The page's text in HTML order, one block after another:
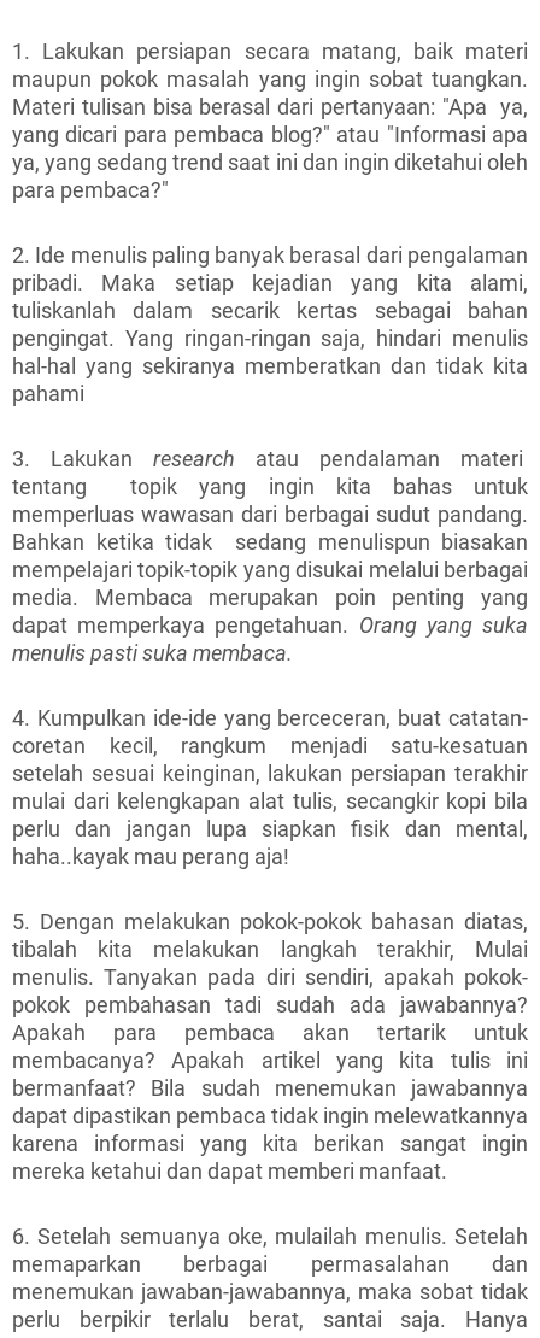
1. Lakukan persiapan secara matang, baik materi
maupun pokok masalah yang ingin sobat tuangkan.
Materi tulisan bisa berasal dari pertanyaan: "Apa ya,
yang dicari para pembaca blog?" atau "Informasi apa
ya, yang sedang trend saat ini dan ingin diketahui oleh
para pembaca?"
2. Ide menulis paling banyak berasal dari pengalaman
pribadi. Maka setiap kejadian yang kita alami,
tuliskanlah dalam secarik kertas sebagai bahan
pengingat. Yang ringan-ringan saja, hindari menulis
hal-hal yang sekiranya memberatkan dan tidak kita
pahami
3. Lakukan research atau pendalaman materi
tentang topik yang ingin kita bahas untuk
memperluas wawasan dari berbagai sudut pandang.
Bahkan ketika tidak sedang menulispun biasakan
mempelajari topik-topik yang disukai melalui berbagai
media. Membaca merupakan poin penting yang
dapat memperkaya pengetahuan. Orang yang suka
menulis pasti suka membaca.
4. Kumpulkan ide-ide yang berceceran, buat catatan-
coretan kecil, rangkum menjadi satu-kesatuan
setelah sesuai keinginan, lakukan persiapan terakhir
mulai dari kelengkapan alat tulis, secangkir kopi bila
perlu dan jangan lupa siapkan fisik dan mental,
haha..kayak mau perang aja!
5. Dengan melakukan pokok-pokok bahasan diatas,
tibalah kita melakukan langkah terakhir, Mulai
menulis. Tanyakan pada diri sendiri, apakah pokok-
pokok pembahasan tadi sudah ada jawabannya?
Apakah para pembaca akan tertarik untuk
membacanya? Apakah artikel yang kita tulis ini
bermanfaat? Bila sudah menemukan jawabannya
dapat dipastikan pembaca tidak ingin melewatkannya
karena informasi yang kita berikan sangat ingin
mereka ketahui dan dapat memberi manfaat.
6. Setelah semuanya oke, mulailah menulis. Setelah
memaparkan berbagai permasalahan dan
menemukan jawaban-jawabannya, maka sobat tidak
perlu berpikir terlalu berat, santai saja. Hanya